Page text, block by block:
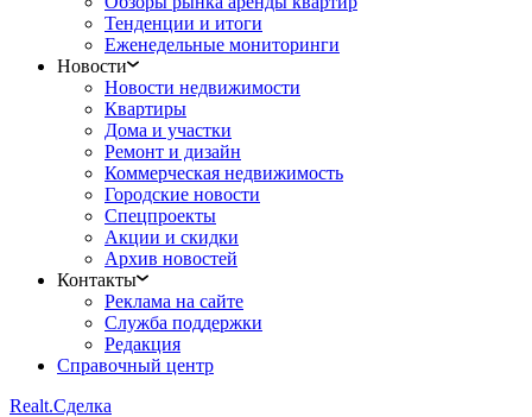
Тенденции и итоги
Еженедельные мониторинги
Новости
Новости недвижимости
Квартиры
Дома и участки
Ремонт и дизайн
Коммерческая недвижимость
Городские новости
Спецпроекты
Акции и скидки
Архив новостей
Контакты
Реклама на сайте
Служба поддержки
Редакция
Справочный центр
Realt.Сделка